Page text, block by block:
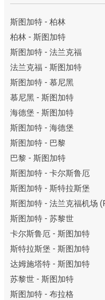
斯图加特 - 柏林
柏林 - 斯图加特
斯图加特 - 法兰克福
法兰克福 - 斯图加特
斯图加特 - 慕尼黑
慕尼黑 - 斯图加特
海德堡 - 斯图加特
斯图加特 - 海德堡
斯图加特 - 巴黎
巴黎 - 斯图加特
斯图加特 - 卡尔斯鲁厄
斯图加特 - 斯特拉斯堡
斯图加特 - 法兰克福机场
斯图加特 - 苏黎世
卡尔斯鲁厄 - 斯图加特
斯特拉斯堡 - 斯图加特
达姆施塔特 - 斯图加特
苏黎世 - 斯图加特
斯图加特 - 布拉格